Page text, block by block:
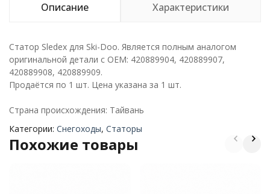
Описание Характеристики
Статор Sledex для Ski-Doo. Является полным аналогом
оригинальной детали с ОЕМ: 420889904, 420889907,
420889908, 420889909.
Продаётся по 1 шт. Цена указана за 1 шт.
Страна происхождения: Тайвань
Категории: Снегоходы, Статоры
Похожие товары